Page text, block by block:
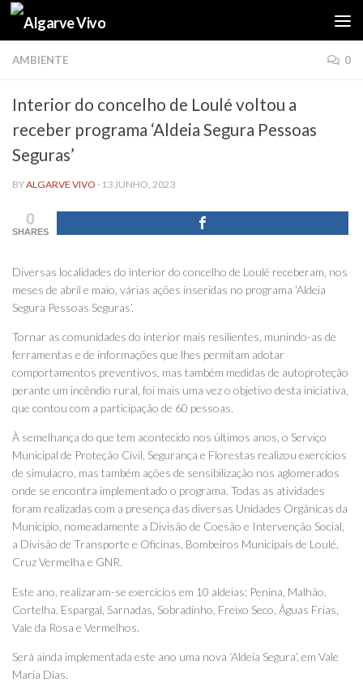
Skip to content
AMBIENTE 0
Interior do concelho de Loulé voltou a
receber programa ‘Aldeia Segura Pessoas
Seguras’
BYALGARVE VIVO · 13 JUNHO, 2023
0
SHARES
Diversas localidades do interior do concelho de Loulé receberam, nos
meses de abril e maio, várias ações inseridas no programa ‘Aldeia
Segura Pessoas Seguras’.
Tornar as comunidades do interior mais resilientes, munindo-as de
ferramentas e de informações que lhes permitam adotar
comportamentos preventivos, mas também medidas de autoproteção
perante um incêndio rural, foi mais uma vez o objetivo desta iniciativa,
que contou com a participação de 60 pessoas.
À semelhança do que tem acontecido nos últimos anos, o Serviço
Municipal de Proteção Civil, Segurança e Florestas realizou exercícios
de simulacro, mas também ações de sensibilização nos aglomerados
onde se encontra implementado o programa. Todas as atividades
foram realizadas com a presença das diversas Unidades Orgânicas da
Município, nomeadamente a Divisão de Coesão e Intervenção Social,
a Divisão de Transporte e Oficinas, Bombeiros Municipais de Loulé,
Cruz Vermelha e GNR.
Este ano, realizaram-se exercícios em 10 aldeias: Penina, Malhão,
Cortelha, Espargal, Sarnadas, Sobradinho, Freixo Seco, Águas Frias,
Vale da Rosa e Vermelhos.
Será ainda implementada este ano uma nova ‘Aldeia Segura’, em Vale
Maria Dias.